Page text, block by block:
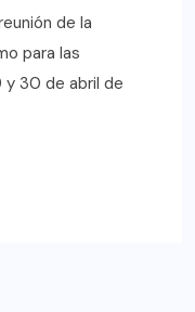
de la
para las
y 30 de abril de